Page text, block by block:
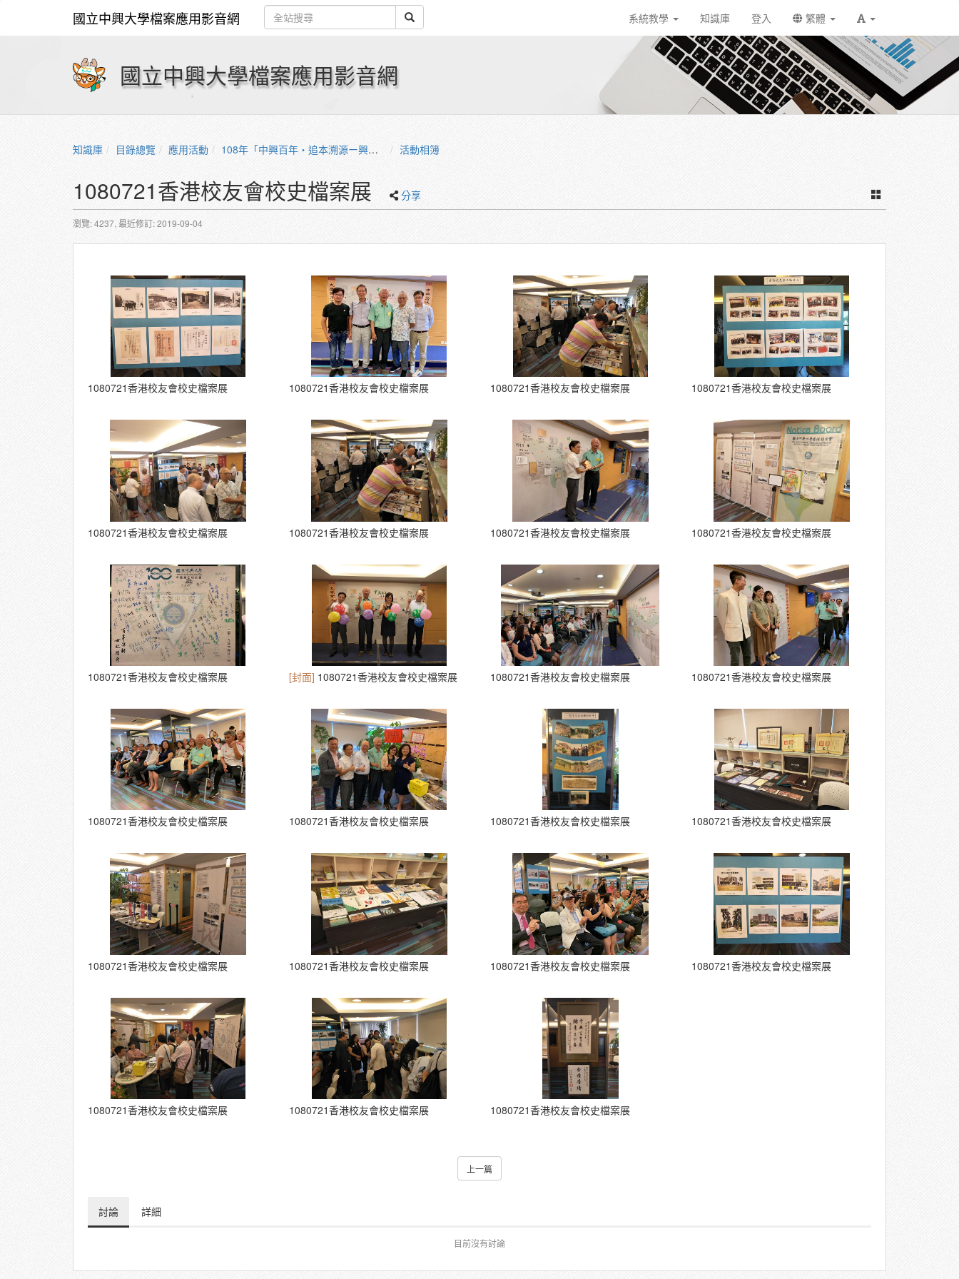
國立中興大學檔案應用影音網 系統教學 知識庫 登入 繁體
國立中興大學檔案應用影音網
知識庫 目錄總覽 應用活動 108年「中興百年‧追本溯源ー興大與臺大校史檔案聯展」 活動相簿
1080721香港校友會校史檔案展 分享
瀏覽: 4237, 最近修訂: 2019-09-04
1080721香港校友會校史檔案展 1080721香港校友會校史檔案展 1080721香港校友會校史檔案展 1080721香港校友會校史檔案展
1080721香港校友會校史檔案展 1080721香港校友會校史檔案展 1080721香港校友會校史檔案展 1080721香港校友會校史檔案展
1080721香港校友會校史檔案展 [封面] 1080721香港校友會校史檔案展 1080721香港校友會校史檔案展 1080721香港校友會校史檔案展
1080721香港校友會校史檔案展 1080721香港校友會校史檔案展 1080721香港校友會校史檔案展 1080721香港校友會校史檔案展
1080721香港校友會校史檔案展 1080721香港校友會校史檔案展 1080721香港校友會校史檔案展 1080721香港校友會校史檔案展
1080721香港校友會校史檔案展 1080721香港校友會校史檔案展 1080721香港校友會校史檔案展
上一篇
討論 詳細
目前沒有討論